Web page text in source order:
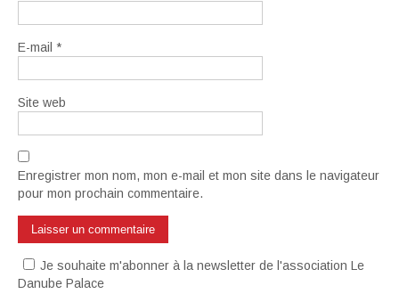
E-mail *
Site web
Enregistrer mon nom, mon e-mail et mon site dans le navigateur
pour mon prochain commentaire.
Je souhaite m'abonner à la newsletter de l'association Le
Danube Palace